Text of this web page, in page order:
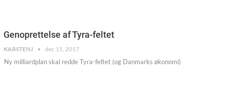
Genoprettelse af Tyra-feltet
KARSTENJ dec 15, 2017
Ny milliardplan skal redde Tyra-feltet (og Danmarks økonomi)